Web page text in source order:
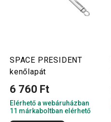
SPACE PRESIDENT
kenőlapát
6 760 Ft
Elérhető a webáruházban
11 márkaboltban elérhető